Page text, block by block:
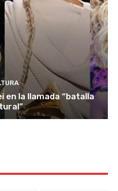
en la llamada “batalla